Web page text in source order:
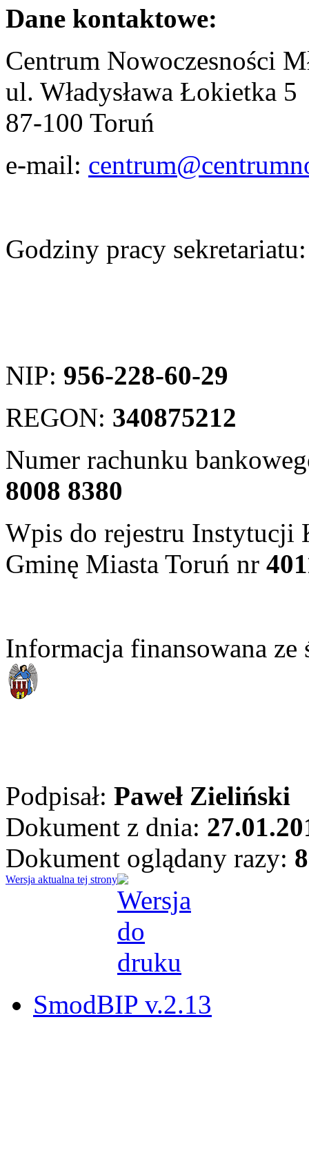
Dane kontaktowe:
Centrum Nowoczesności
ul. Władysława Łokietka 5
87-100 Toruń
e-mail:
Godziny pracy
NIP: 956-228-60-29
REGON: 340875212
Numer rachunku
8008 8380
Wpis do rejestru Instytucji
Gminę Miasta Toruń nr
Informacja finansowana
Podpisał: Paweł Zieliński
Dokument z dnia:
Dokument oglądany razy:
Wersja aktualna tej strony
SmodBIP v.2.13